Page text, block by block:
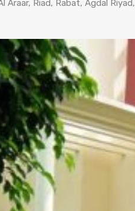
Araar, Riad, Rabat, Agdal